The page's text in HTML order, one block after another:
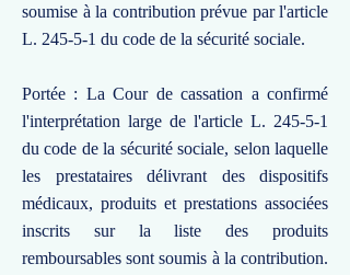
soumise à la contribution prévue par l'article
L. 245-5-1 du code de la sécurité sociale.
Portée : La Cour de cassation a confirmé
l'interprétation large de l'article L. 245-5-1
du code de la sécurité sociale, selon laquelle
les prestataires délivrant des dispositifs
médicaux, produits et prestations associées
inscrits sur la liste des produits
remboursables sont soumis à la contribution.